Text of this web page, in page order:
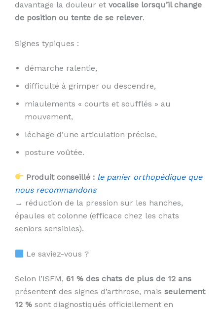
davantage la douleur et vocalise lorsqu’il change
de position ou tente de se relever.
Signes typiques :
démarche ralentie,
difficulté à grimper ou descendre,
miaulements « courts et soufflés » au
mouvement,
léchage d’une articulation précise,
posture voûtée.
Produit conseillé : le panier orthopédique que
nous recommandons
→ réduction de la pression sur les hanches,
épaules et colonne (efficace chez les chats
seniors sensibles).
Le saviez-vous ?
Selon l’ISFM, 61 % des chats de plus de 12 ans
présentent des signes d’arthrose, mais seulement
12 % sont diagnostiqués officiellement en